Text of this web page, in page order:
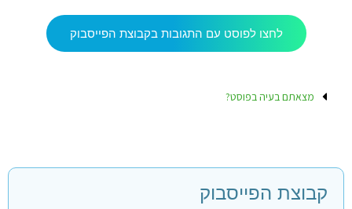
לחצו לפוסט עם התגובות בקבוצת הפייסבוק
מצאתם בעיה בפוסט?
קבוצת הפייסבוק